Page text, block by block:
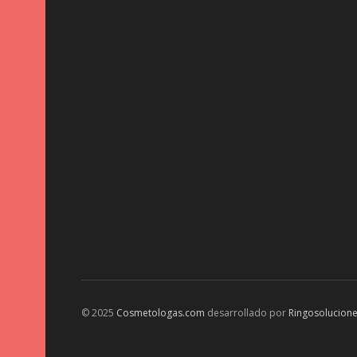
© 2025 Cosmetologas.com desarrollado por